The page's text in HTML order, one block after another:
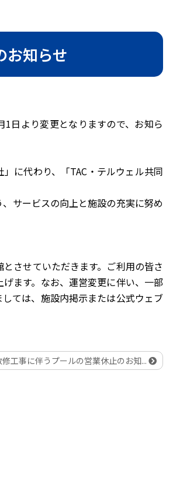
お知らせ
日より変更となりますので、お知ら
に代わり、「TAC・テルウェル共同
サービスの向上と施設の充実に努め
させていただきます。ご利用の皆さ
ます。なお、運営変更に伴い、一部
ては、施設内掲示または公式ウェブ
修工事に伴うプールの営業休止のお知...